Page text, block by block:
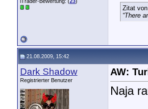
Zitat von
“There
21.08.2009, 15:42
Dark Shadow
Registrierter Benutzer
AW:
Naja